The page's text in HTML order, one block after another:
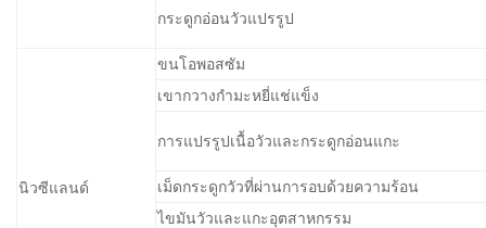
กระดูกอ่อนวัวแปรรูป
นิวซีแลนด์
ขนโอพอสซัม
เขากวางกำมะหยี่แช่แข็ง
การแปรรูปเนื้อวัวและกระดูกอ่อนแกะ
เม็ดกระดูกวัวที่ผ่านการอบด้วยความร้อน
ไขมันวัวและแกะอุตสาหกรรม